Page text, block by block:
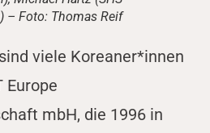
– Foto: Thomas Reif
viele Koreaner*innen
Europe
mbH, die 1996 in